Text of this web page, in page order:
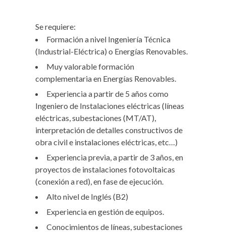
Se requiere:
Formación a nivel Ingeniería Técnica
(Industrial-Eléctrica) o Energías Renovables.
Muy valorable formación
complementaria en Energías Renovables.
Experiencia a partir de 5 años como
Ingeniero de Instalaciones eléctricas (líneas
eléctricas, subestaciones (MT/AT),
interpretación de detalles constructivos de
obra civil e instalaciones eléctricas, etc…)
Experiencia previa, a partir de 3 años, en
proyectos de instalaciones fotovoltaicas
(conexión a red), en fase de ejecución.
Alto nivel de Inglés (B2)
Experiencia en gestión de equipos.
Conocimientos de líneas, subestaciones